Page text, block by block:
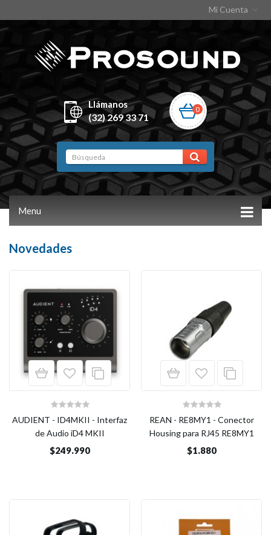
Mi Cuenta
Llámanos
(32) 269 33 71
0
Menu
Novedades
AUDIENT - ID4MKII - Interfaz
de Audio iD4 MKII
$249.990
REAN - RE8MY1 - Conector
Housing para RJ45 RE8MY1
$1.880